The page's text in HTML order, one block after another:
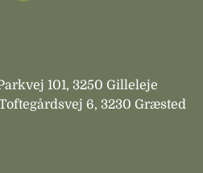
101, 3250 Gilleleje
6, 3230 Græsted